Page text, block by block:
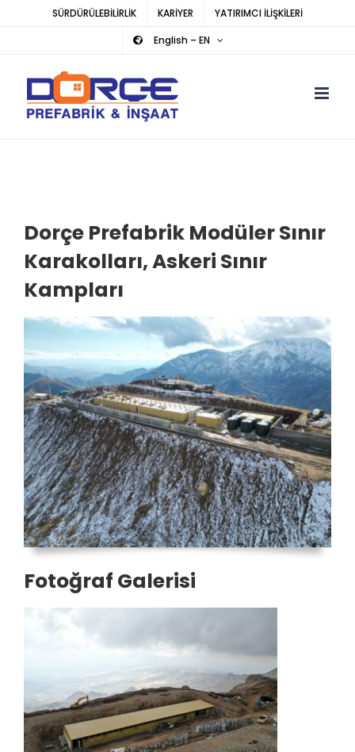
SÜRDÜRÜLEBİLİRLİK KARİYER
YATIRIMCI İLİŞKİLERİ
English – EN
Dorçe Prefabrik Modüler Sınır
Karakolları, Askeri Sınır
Kampları
Fotoğraf Galerisi